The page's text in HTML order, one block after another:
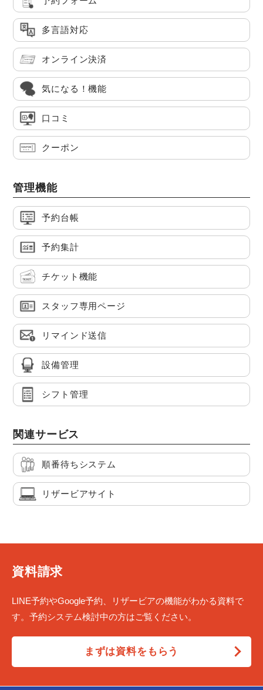
多言語対応
オンライン決済
気になる！機能
口コミ
クーポン
管理機能
予約台帳
予約集計
チケット機能
スタッフ専用ページ
リマインド送信
設備管理
シフト管理
関連サービス
順番待ちシステム
リザービアサイト
資料請求
LINE予約やGoogle予約、リザービアの機能がわかる資料で
す。予約システム検討中の方はご覧ください。
まずは資料をもらう